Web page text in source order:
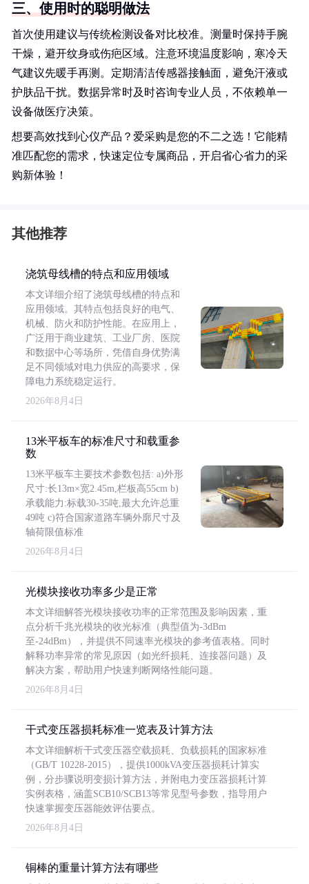
三、使用时的聪明做法
首次使用建议与传统检测设备对比校准。测量时保持手腕
干燥，避开纹身或伤疤区域。注意环境温度影响，寒冷天
气建议先暖手再测。定期清洁传感器接触面，避免汗液或
护肤品干扰。数据异常时及时咨询专业人员，不依赖单一
设备做医疗决策。
想要高效找到心仪产品？爱采购是您的不二之选！它能精
准匹配您的需求，快速定位专属商品，开启省心省力的采
购新体验！
其他推荐
浇筑母线槽的特点和应用领域
本文详细介绍了浇筑母线槽的特点和
应用领域。其特点包括良好的电气、
机械、防火和防护性能。在应用上，
广泛用于商业建筑、工业厂房、医院
和数据中心等场所，凭借自身优势满
足不同领域对电力供应的高要求，保
障电力系统稳定运行。
2026年8月4日
13米平板车的标准尺寸和载重参
数
13米平板车主要技术参数包括: a)外形
尺寸:长13m×宽2.45m,栏板高55cm b)
承载能力:标载30-35吨,最大允许总重
49吨 c)符合国家道路车辆外廓尺寸及
轴荷限值标准
2026年8月4日
光模块接收功率多少是正常
本文详细解答光模块接收功率的正常范围及影响因素，重
点分析千兆光模块的收光标准（典型值为-3dBm
至-24dBm），并提供不同速率光模块的参考值表格。同时
解释功率异常的常见原因（如光纤损耗、连接器问题）及
解决方案，帮助用户快速判断网络性能问题。
2026年8月4日
干式变压器损耗标准一览表及计算方法
本文详细解析干式变压器空载损耗、负载损耗的国家标准
（GB/T 10228-2015），提供1000kVA变压器损耗计算实
例，分步骤说明变损计算方法，并附电力变压器损耗计算
实例表格，涵盖SCB10/SCB13等常见型号参数，指导用户
快速掌握变压器能效评估要点。
2026年8月4日
铜棒的重量计算方法有哪些